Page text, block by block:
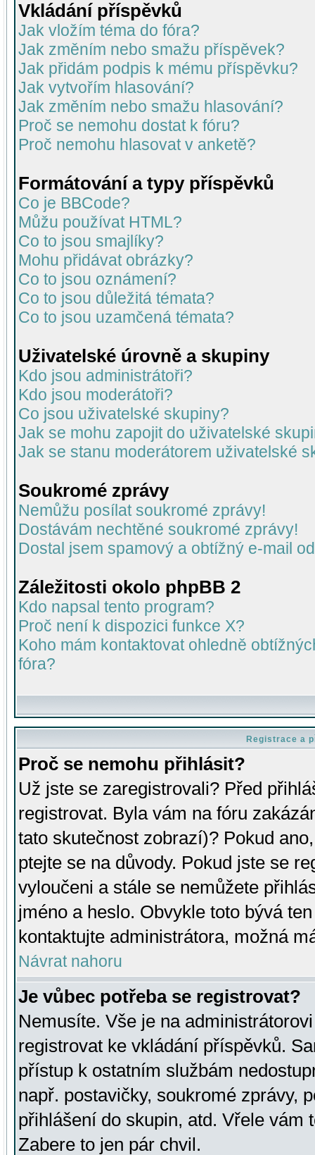
Vkládání příspěvků
Jak vložím téma do fóra?
Jak změním nebo smažu příspěvek?
Jak přidám podpis k mému příspěvku?
Jak vytvořím hlasování?
Jak změním nebo smažu hlasování?
Proč se nemohu dostat k fóru?
Proč nemohu hlasovat v anketě?
Formátování a typy příspěvků
Co je BBCode?
Můžu používat HTML?
Co to jsou smajlíky?
Mohu přidávat obrázky?
Co to jsou oznámení?
Co to jsou důležitá témata?
Co to jsou uzamčená témata?
Uživatelské úrovně a skupiny
Kdo jsou administrátoři?
Kdo jsou moderátoři?
Co jsou uživatelské skupiny?
Jak se mohu zapojit do uživatelské
Jak se stanu moderátorem uživatelské
Soukromé zprávy
Nemůžu posílat soukromé zprávy!
Dostávám nechtěné soukromé zprávy!
Dostal jsem spamový a obtížný e-mail
Záležitosti okolo phpBB 2
Kdo napsal tento program?
Proč není k dispozici funkce X?
Koho mám kontaktovat ohledně
fóra?
Registrace a
Proč se nemohu přihlásit?
Už jste se zaregistrovali? Před
registrovat. Byla vám na fóru
tato skutečnost zobrazí)? Pokud
ptejte se na důvody. Pokud jste se
vyloučeni a stále se nemůžete
jméno a heslo. Obvykle toto bývá
kontaktujte administrátora, možná
Návrat nahoru
Je vůbec potřeba se registrovat?
Nemusíte. Vše je na
registrovat ke vkládání příspěvků.
přístup k ostatním službám
např. postavičky, soukromé zprávy,
přihlášení do skupin, atd. Vřele vám
Zabere to jen pár chvil.